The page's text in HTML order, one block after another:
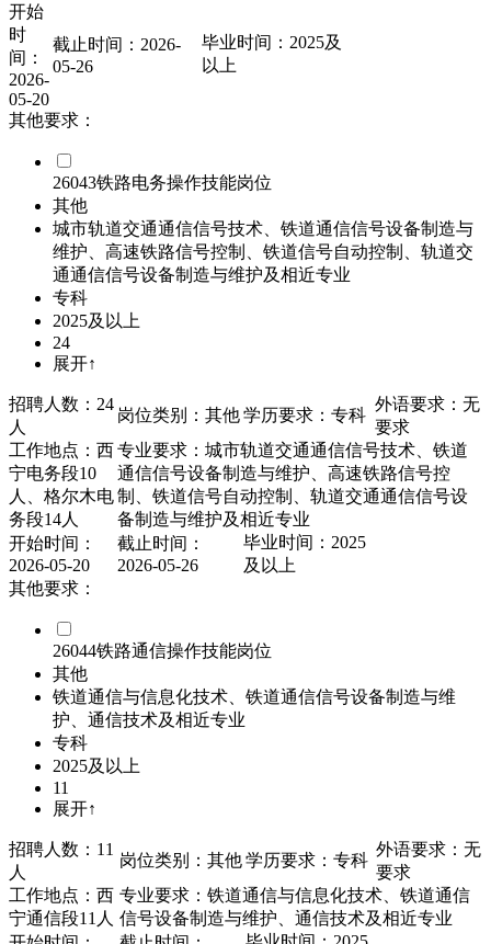
开始
时
间：
2026-
05-20
截止时间：2026-
05-26
毕业时间：2025及
以上
其他要求：
26043铁路电务操作技能岗位
其他
城市轨道交通通信信号技术、铁道通信信号设备制造与
维护、高速铁路信号控制、铁道信号自动控制、轨道交
通通信信号设备制造与维护及相近专业
专科
2025及以上
24
展开↑
招聘人数：24
人
岗位类别：其他学历要求：专科
外语要求：无
要求
工作地点：西
宁电务段10
人、格尔木电
务段14人
专业要求：城市轨道交通通信信号技术、铁道
通信信号设备制造与维护、高速铁路信号控
制、铁道信号自动控制、轨道交通通信信号设
备制造与维护及相近专业
开始时间：
2026-05-20
截止时间：
2026-05-26
毕业时间：2025
及以上
其他要求：
26044铁路通信操作技能岗位
其他
铁道通信与信息化技术、铁道通信信号设备制造与维
护、通信技术及相近专业
专科
2025及以上
11
展开↑
招聘人数：11
人
岗位类别：其他学历要求：专科
外语要求：无
要求
工作地点：西
宁通信段11人
专业要求：铁道通信与信息化技术、铁道通信
信号设备制造与维护、通信技术及相近专业